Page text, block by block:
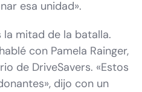
esa unidad».
la mitad de la batalla.
con Pamela Rainger,
de DriveSavers. «Estos
dijo con un